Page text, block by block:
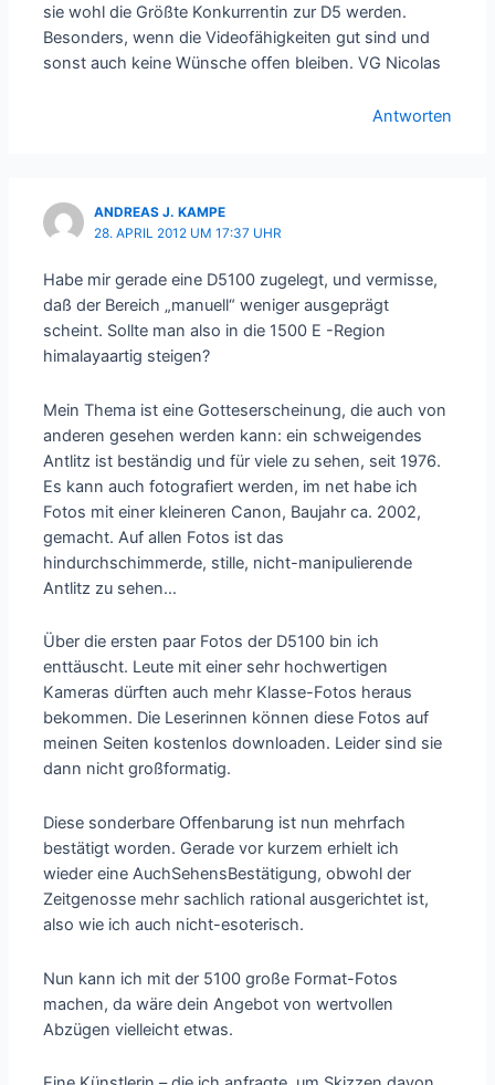
sie wohl die Größte Konkurrentin zur D5 werden.
Besonders, wenn die Videofähigkeiten gut sind und
sonst auch keine Wünsche offen bleiben. VG Nicolas
Antworten
ANDREAS J. KAMPE
28. APRIL 2012 UM 17:37 UHR
Habe mir gerade eine D5100 zugelegt, und vermisse,
daß der Bereich „manuell“ weniger ausgeprägt
scheint. Sollte man also in die 1500 E -Region
himalayaartig steigen?
Mein Thema ist eine Gotteserscheinung, die auch von
anderen gesehen werden kann: ein schweigendes
Antlitz ist beständig und für viele zu sehen, seit 1976.
Es kann auch fotografiert werden, im net habe ich
Fotos mit einer kleineren Canon, Baujahr ca. 2002,
gemacht. Auf allen Fotos ist das
hindurchschimmerde, stille, nicht-manipulierende
Antlitz zu sehen…
Über die ersten paar Fotos der D5100 bin ich
enttäuscht. Leute mit einer sehr hochwertigen
Kameras dürften auch mehr Klasse-Fotos heraus
bekommen. Die Leserinnen können diese Fotos auf
meinen Seiten kostenlos downloaden. Leider sind sie
dann nicht großformatig.
Diese sonderbare Offenbarung ist nun mehrfach
bestätigt worden. Gerade vor kurzem erhielt ich
wieder eine AuchSehensBestätigung, obwohl der
Zeitgenosse mehr sachlich rational ausgerichtet ist,
also wie ich auch nicht-esoterisch.
Nun kann ich mit der 5100 große Format-Fotos
machen, da wäre dein Angebot von wertvollen
Abzügen vielleicht etwas.